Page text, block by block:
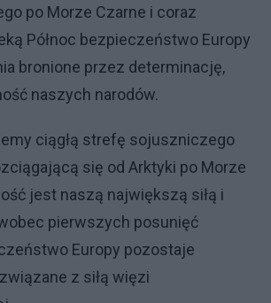
po Morze Czarne i coraz
Północ bezpieczeństwo Europy
bronione przez determinację,
naszych narodów.
ciągłą strefę sojuszniczego
się od Arktyki po Morze
jest naszą największą siłą i
pierwszych posunięć
Europy pozostaje
z siłą więzi